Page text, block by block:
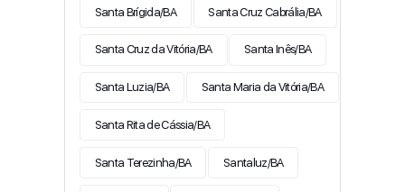
Santa Brígida/BA Santa Cruz Cabrália/BA
Santa Cruz da Vitória/BA Santa Inês/BA
Santa Luzia/BA Santa Maria da Vitória/BA
Santa Rita de Cássia/BA
Santa Terezinha/BA Santaluz/BA